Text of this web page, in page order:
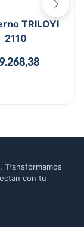
TRILOYI
2110
Transformamos
con tu